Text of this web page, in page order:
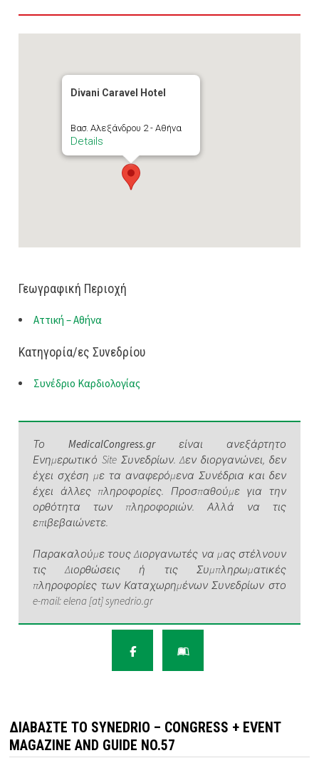
Divani Caravel Hotel
Βασ. Αλεξάνδρου 2 - Αθήνα
Details
Γεωγραφική Περιοχή
Αττική – Αθήνα
Κατηγορία/ες Συνεδρίου
Συνέδριο Καρδιολογίας
ΤοMedicalCongress.grείναι ανεξάρτητο
Ενημερωτικό Site Συνεδρίων. Δεν διοργανώνει, δεν
έχει σχέση με τα αναφερόμενα Συνέδρια και δεν
έχει άλλες πληροφορίες. Προσπαθούμε για την
ορθότητα των πληροφοριών. Αλλά να τις
επιβεβαιώνετε.
Παρακαλούμε τους Διοργανωτές να μας στέλνουν
τις Διορθώσεις ή τις Συμπληρωματικές
πληροφορίες των Καταχωρημένων Συνεδρίων στο
e-mail: elena [at] synedrio.gr
ΔΙΑΒΆΣΤΕ ΤΟ SYNEDRIO – CONGRESS + EVENT
MAGAZINE AND GUIDE NO.57